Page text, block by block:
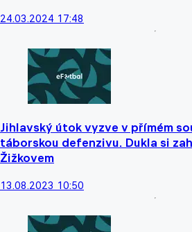
24.03.2024 17:48
Jihlavský útok vyzve v přímém
táborskou defenzivu. Dukla si
Žižkovem
13.08.2023 10:50